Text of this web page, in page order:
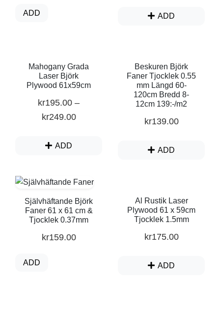
ADD ADD
Mahogany Grada
Laser Björk
Plywood 61x59cm
kr195.00 –
kr249.00
ADD
Beskuren Björk
Faner Tjocklek 0.55
mm Längd 60-
120cm Bredd 8-
12cm 139:-/m2
kr139.00
ADD
Självhäftande Björk
Faner 61 x 61 cm &
Tjocklek 0.37mm
kr159.00
ADD
Al Rustik Laser
Plywood 61 x 59cm
Tjocklek 1.5mm
kr175.00
ADD